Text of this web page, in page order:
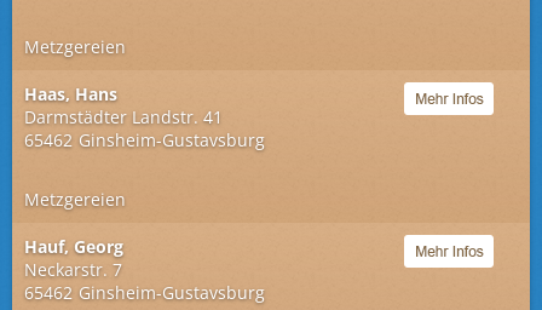
Metzgereien
Haas, Hans
Darmstädter Landstr. 41
65462 Ginsheim-Gustavsburg
Metzgereien
Hauf, Georg
Neckarstr. 7
65462 Ginsheim-Gustavsburg